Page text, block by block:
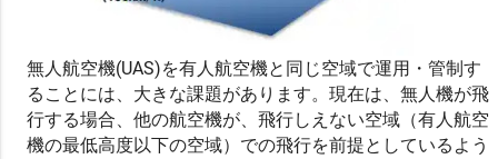
無人航空機(UAS)を有人航空機と同じ空域で運用・管制す
ることには、大きな課題があります。現在は、無人機が飛
行する場合、他の航空機が、飛行しえない空域（有人航空
機の最低高度以下の空域）での飛行を前提としているよう